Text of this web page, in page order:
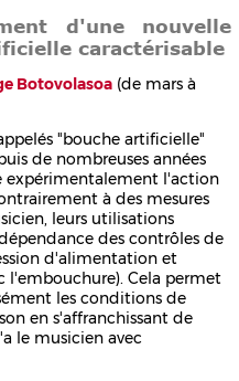
d'une nouvelle
caractérisable
Botovolasoa (de mars à
"bouche artificielle"
de nombreuses années
expérimentalement l'action
à des mesures
leurs utilisations
des contrôles de
d'alimentation et
l'embouchure). Cela permet
les conditions de
en s'affranchissant de
le musicien avec